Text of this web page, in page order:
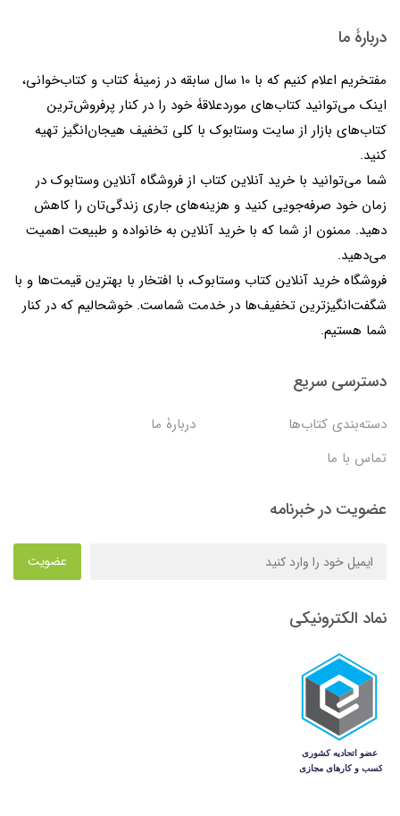
دربارۀ ما
مفتخریم اعلام کنیم که با 10 سال سابقه در زمینۀ کتاب و کتاب‌خوانی،
اینک می‌توانید کتاب‌های موردعلاقۀ خود را در کنار پرفروش‌ترین
کتاب‌های بازار از سایت وستابوک با کلی تخفیف هیجان‌انگیز تهیه
کنید.
شما می‌توانید با خرید آنلاین کتاب از فروشگاه آنلاین وستابوک در
زمان خود صرفه‌جویی کنید و هزینه‌های جاری زندگی‌تان را کاهش
دهید. ممنون از شما که با خرید آنلاین به خانواده و طبیعت اهمیت
می‌دهید.
فروشگاه خرید آنلاین کتاب وستابوک، با افتخار با بهترین قیمت‌ها و با
شگفت‌انگیزترین تخفیف‌ها در خدمت شماست. خوشحالیم که در کنار
شما هستیم.
دسترسی سریع
دسته‌بندی کتاب‌ها
دربارۀ ما
تماس با ما
عضویت در خبرنامه
عضویت
نماد الکترونیکی